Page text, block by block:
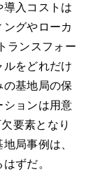
導入コストは
グやローカ
ランスフォー
ルをどれだけ
基地局の保
ションは用意
要素となり
局事例は、
ずだ。